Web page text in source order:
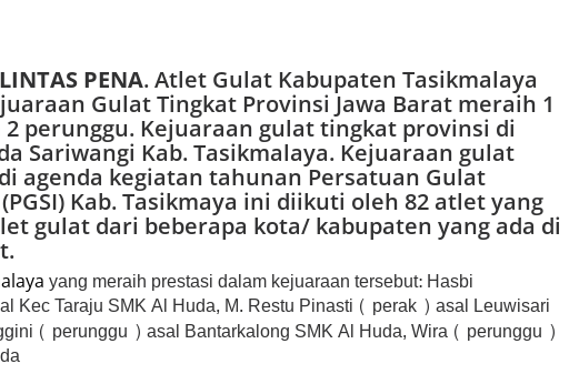
PENA. Atlet Gulat Kabupaten Tasikmalaya
Gulat Tingkat Provinsi Jawa Barat meraih 1
2 perunggu. Kejuaraan gulat tingkat provinsi di
Sariwangi Kab. Tasikmalaya. Kejuaraan gulat
agenda kegiatan tahunan Persatuan Gulat
Kab. Tasikmaya ini diikuti oleh 82 atlet yang
gulat dari beberapa kota/ kabupaten yang ada di
yang meraih prestasi dalam kejuaraan tersebut: Hasbi
Kec Taraju SMK Al Huda, M. Restu Pinasti ( perak ) asal Leuwisari
( perunggu ) asal Bantarkalong SMK Al Huda, Wira ( perunggu )